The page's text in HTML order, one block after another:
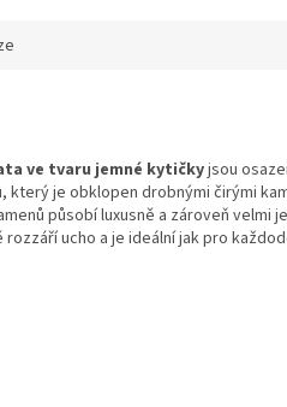
ve tvaru jemné kytičkyjsou
který je obklopen drobnými čirými
působí luxusně a zároveň velmi
ucho a je ideální jak pro